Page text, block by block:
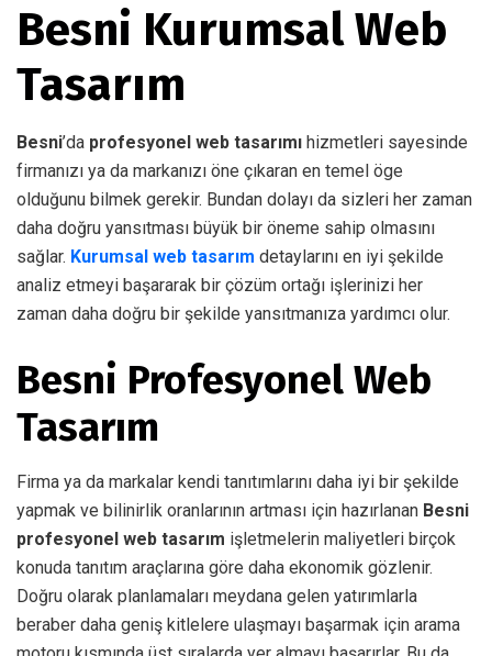
Besni Kurumsal Web
Tasarım
Besni’da profesyonel web tasarımı hizmetleri sayesinde
firmanızı ya da markanızı öne çıkaran en temel öge
olduğunu bilmek gerekir. Bundan dolayı da sizleri her zaman
daha doğru yansıtması büyük bir öneme sahip olmasını
sağlar. Kurumsal web tasarım detaylarını en iyi şekilde
analiz etmeyi başararak bir çözüm ortağı işlerinizi her
zaman daha doğru bir şekilde yansıtmanıza yardımcı olur.
Besni Profesyonel Web
Tasarım
Firma ya da markalar kendi tanıtımlarını daha iyi bir şekilde
yapmak ve bilinirlik oranlarının artması için hazırlanan Besni
profesyonel web tasarım işletmelerin maliyetleri birçok
konuda tanıtım araçlarına göre daha ekonomik gözlenir.
Doğru olarak planlamaları meydana gelen yatırımlarla
beraber daha geniş kitlelere ulaşmayı başarmak için arama